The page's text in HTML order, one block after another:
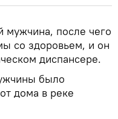
мужчина, после чего
со здоровьем, и он
диспансере.
было
дома в реке